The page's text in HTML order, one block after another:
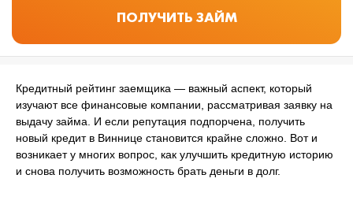
Кредитный рейтинг заемщика — важный аспект, который
изучают все финансовые компании, рассматривая заявку на
выдачу займа. И если репутация подпорчена, получить
новый кредит в Виннице становится крайне сложно. Вот и
возникает у многих вопрос, как улучшить кредитную историю
и снова получить возможность брать деньги в долг.